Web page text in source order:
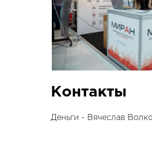
Контакты
Деньги - Вячеслав